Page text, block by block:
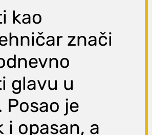
kao
znači
glavu u
je
i opasan, a